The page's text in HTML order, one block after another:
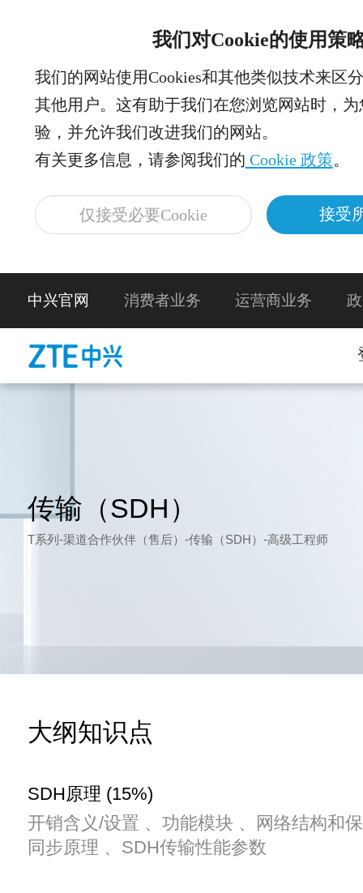
我们对Cookie的使用策
我们的网站使用Cookies和其他类似技术来区
其他用户。这有助于我们在您浏览网站时，
验，并允许我们改进我们的网站。
有关更多信息，请参阅我们的 Cookie 政策。
仅接受必要Cookie 接受
中兴官网 消费者业务 运营商业务
传输（SDH）
T系列-渠道合作伙伴（售后）-传输（SDH）-高级工程师
大纲知识点
SDH原理 (15%)
开销含义/设置 、功能模块 、网络结构和
同步原理 、SDH传输性能参数